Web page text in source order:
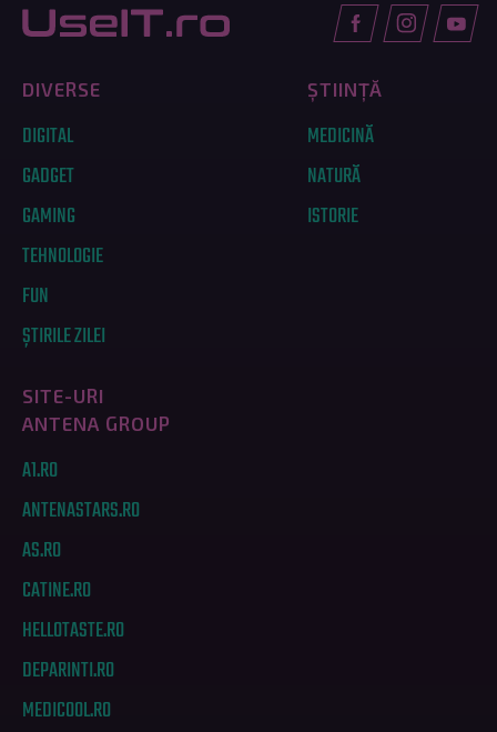
DIVERSE
DIGITAL
GADGET
GAMING
TEHNOLOGIE
FUN
ȘTIRILE ZILEI
ȘTIINȚĂ
MEDICINĂ
NATURĂ
ISTORIE
SITE-URI
ANTENA GROUP
A1.RO
ANTENASTARS.RO
AS.RO
CATINE.RO
HELLOTASTE.RO
DEPARINTI.RO
MEDICOOL.RO